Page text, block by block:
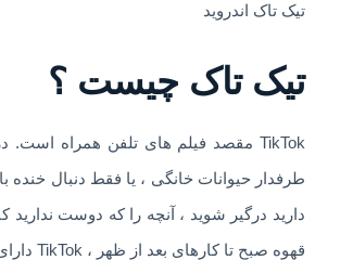
تیک تاک اندروید
تیک تاک چیست ؟
دارید درگیر شوید ، آنچه را که دوست
قهوه صبح تا کارهای بعد از ظهر ، TikTok دارای ویدئوهایی است که تضمین کننده روز شما هستند.